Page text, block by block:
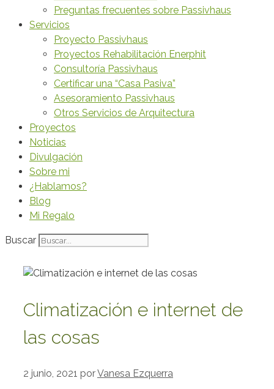
Preguntas frecuentes sobre Passivhaus
Servicios
Proyecto Passivhaus
Proyectos Rehabilitación Enerphit
Consultoría Passivhaus
Certificar una “Casa Pasiva”
Asesoramiento Passivhaus
Otros Servicios de Arquitectura
Proyectos
Noticias
Divulgación
Sobre mi
¿Hablamos?
Blog
Mi Regalo
Buscar
Climatización e internet de
las cosas
2 junio, 2021 porVanesa Ezquerra